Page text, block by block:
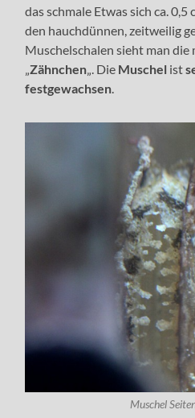
das schmale Etwas sich ca.
den hauchdünnen, zeitweilig
Muschelschalen sieht man die
Zähnchen „. Die Muschel ist
festgewachsen
Muschel